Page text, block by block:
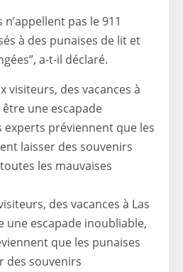
pas le 911
à des punaises de lit et
a-t-il déclaré.
des vacances à Las
une escapade inoubliable,
que les punaises
des souvenirs